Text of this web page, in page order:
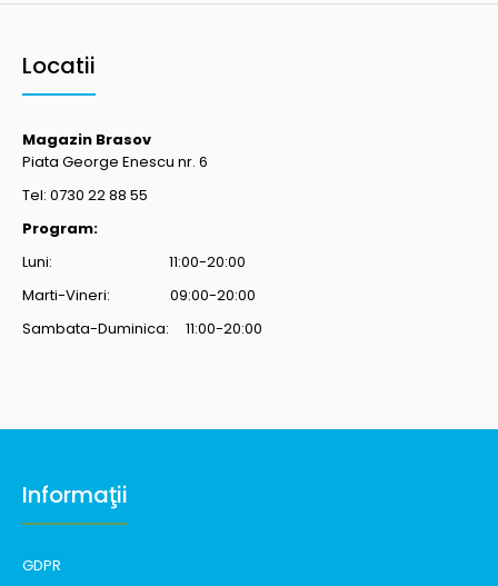
Locatii
Magazin Brasov
Piata George Enescu nr. 6
Tel: 0730 22 88 55
Program:
Luni: 11:00-20:00
Marti-Vineri: 09:00-20:00
Sambata-Duminica: 11:00-20:00
Informaţii
GDPR